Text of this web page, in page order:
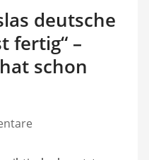
deutsche
fertig“ –
schon